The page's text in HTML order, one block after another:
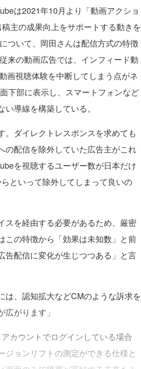
は2021年10月より「動画アクショ
主の成果向上をサポートする動きを
ついて、岡田さんは配信方式の特徴
来の動画広告では、インフィード動
画視聴体験を中断してしまう点がネ
下部に表示し、スマートフォンなど
導線を構築している。
ダイレクトレスポンスを求めても
の配信を除外していた広告主がこれ
を視聴するユーザー数が日本だけ
といって除外してしまって良いの
を経由する必要があるため、厳密
この特徴から「効果は未知数」と前
告配信に変化が生じつつある」と言
、認知拡大などCMのような訴求を
がります」
カウントでログインしている場合
ョンリフトの測定ができる仕様と